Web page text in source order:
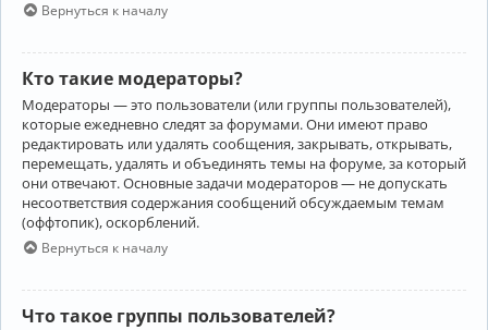
Вернуться к началу
Кто такие модераторы?
Модераторы — это пользователи (или группы пользователей),
которые ежедневно следят за форумами. Они имеют право
редактировать или удалять сообщения, закрывать, открывать,
перемещать, удалять и объединять темы на форуме, за который
они отвечают. Основные задачи модераторов — не допускать
несоответствия содержания сообщений обсуждаемым темам
(оффтопик), оскорблений.
Вернуться к началу
Что такое группы пользователей?